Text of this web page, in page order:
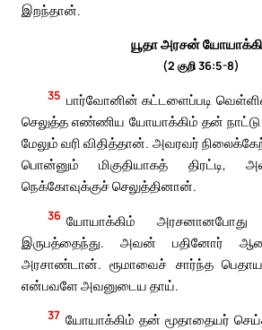
இறந்தான்.
யூதா அரசன்
(2 குறி 36:5-8)
35 பார்வோனின் கட்டளைப்படி
செலுத்த எண்ணிய யோயாக்கிம் தன்
மேலும் வரி விதித்தான். அவரவர்
பொன்னும் மிகுதியாகத் திரட்டி,
நெக்கோவுக்குச் செலுத்தினான்.
36 யோயாக்கிம்
இருபத்தைந்து. அவன் பதினோர்
அரசாண்டான். ரூமாவைச் சார்ந்த
என்பவளே அவனுடைய தாய்.
37 யோயாக்கிம் தன் மூதாதையர்